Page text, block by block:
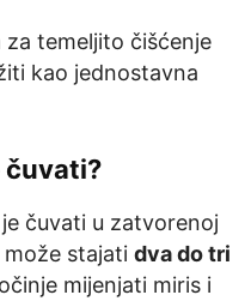
temeljito čišćenje
kao jednostavna
čuvati?
čuvati u zatvorenoj
može stajati dva do tri
mijenjati miris i